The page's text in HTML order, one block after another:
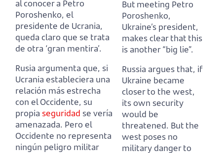
al conocer a Petro
Poroshenko, el
presidente de Ucrania,
queda claro que se trata
de otra ‘gran mentira’.
Rusia argumenta que, si
Ucrania estableciera una
relación más estrecha
con el Occidente, su
propia seguridad se vería
amenazada. Pero el
Occidente no representa
ningún peligro militar
But meeting Petro
Poroshenko,
Ukraine’s president,
makes clear that this
is another “big lie”.
Russia argues that, if
Ukraine became
closer to the west,
its own security
would be
threatened. But the
west poses no
military danger to